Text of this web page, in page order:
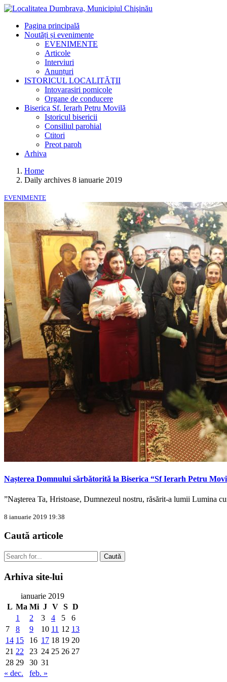
Pagina principală
Noutăți și evenimente
EVENIMENTE
Articole
Interviuri
Anunțuri
ISTORICUL LOCALITĂŢII
Intovarasiri pomicole
Organe de conducere
Biserica Sf. Ierarh Petru Movilă
Istoricul bisericii
Consiliul parohial
Ctitori
Preot paroh
Arhiva
Home
Daily archives 8 ianuarie 2019
EVENIMENTE
Nașterea Domnului sărbătorită la Biserica “Sf Ierarh Petru
”Naşterea Ta, Hristoase, Dumnezeul nostru, răsărit-a lumii Lumina
8 ianuarie 2019 19:38
Caută articole
Caută
Arhiva site-lui
ianuarie 2019
L Ma Mi J V S D
1
2 3 4 5
6
7
8 9 10 11 12 13
14 15 16 17 18 19 20
21 22 23 24 25 26 27
28 29 30 31
« dec.
feb. »